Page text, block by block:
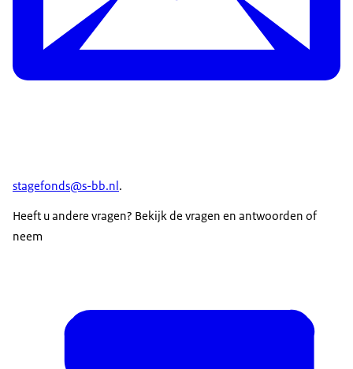
stagefonds@s-bb.nl.
Heeft u andere vragen? Bekijk de vragen en antwoorden of
neem